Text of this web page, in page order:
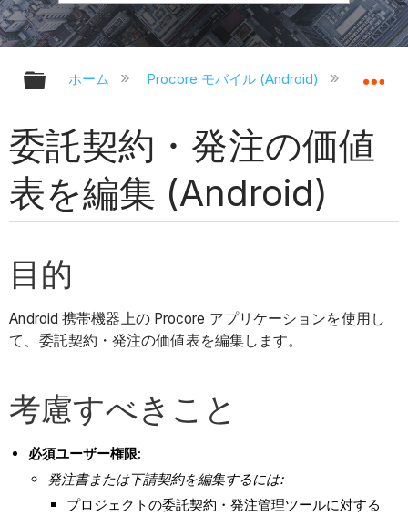
グローバル階層を展開/折りたたむ
ホーム Procore モバイル (Android)
委託契約・発注の価値
表を編集 (Android)
目的
Android 携帯機器上の Procore アプリケーションを使用し
て、委託契約・発注の価値表を編集します。
考慮すべきこと
必須ユーザー権限:
発注書または下請契約を編集するには:
プロジェクトの委託契約・発注管理ツールに対する